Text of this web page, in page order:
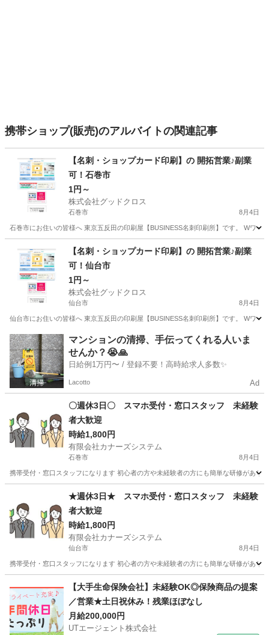
携帯ショップ(販売)のアルバイトの関連記事
【名刺・ショップカード印刷】の 開拓営業♪副業
可！石巻市
1円～
株式会社グッドクロス
石巻市 8月4日
石巻市にお住いの皆様へ 東京五反田の印刷屋【BUSINESS名刺印刷所】です。 Wワ
営業
【名刺・ショップカード印刷】の 開拓営業♪副業
可！仙台市
1円～
株式会社グッドクロス
仙台市 8月4日
仙台市にお住いの皆様へ 東京五反田の印刷屋【BUSINESS名刺印刷所】です。 Wワ
宮城 仙台市 営業 スタッフ
マンションの清掃、手伝ってくれる人いま
せんか？😭🙏
日給例1万円〜 / 登録不要！高時給求人多数✨
Lacotto Ad
〇週休3日〇 スマホ受付・窓口スタッフ 未経験
者大歓迎
時給1,800円
有限会社カナーズシステム
石巻市 8月4日
携帯受付・窓口スタッフになります 初心者の方や未経験者の方にも簡単な研修があ
携帯ショップ スタッフ
★週休3日★ スマホ受付・窓口スタッフ 未経験
者大歓迎
時給1,800円
有限会社カナーズシステム
仙台市 8月4日
携帯受付・窓口スタッフになります 初心者の方や未経験者の方にも簡単な研修があ
携帯ショップ スタッフ
【大手生命保険会社】未経験OK◎保険商品の提案
／営業★土日祝休み！残業ほぼなし
月給200,000円
UTエージェント株式会社